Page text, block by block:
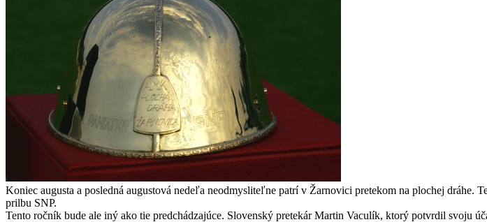
Koniec augusta a posledná augustová nedeľa neodmysliteľne patrí v Žarnovici pretekom na plochej dráhe.
prilbu SNP.
Tento ročník bude ale iný ako tie predchádzajúce. Slovenský pretekár Martin Vaculík, ktorý potvrdil svoju